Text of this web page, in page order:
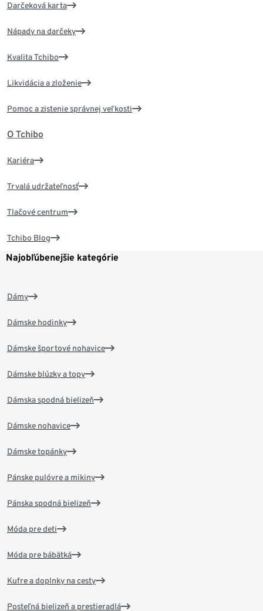
Darčeková karta
Nápady na darčeky
Kvalita Tchibo
Likvidácia a zloženie
Pomoc a zistenie správnej veľkosti
O Tchibo
Kariéra
Trvalá udržateľnosť
Tlačové centrum
Tchibo Blog
Najobľúbenejšie kategórie
Dámy
Dámske hodinky
Dámske športové nohavice
Dámske blúzky a topy
Dámska spodná bielizeň
Dámske nohavice
Dámske topánky
Pánske pulóvre a mikiny
Pánska spodná bielizeň
Móda pre deti
Móda pre bábätká
Kufre a doplnky na cesty
Posteľná bielizeň a prestieradlá